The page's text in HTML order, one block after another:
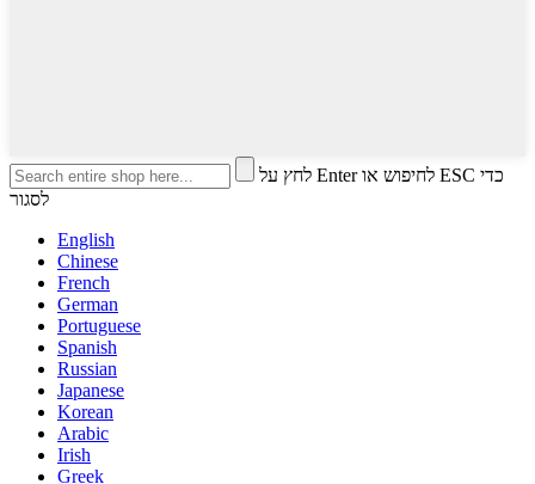
לחץ על Enter לחיפוש או ESC כדי
לסגור
English
Chinese
French
German
Portuguese
Spanish
Russian
Japanese
Korean
Arabic
Irish
Greek